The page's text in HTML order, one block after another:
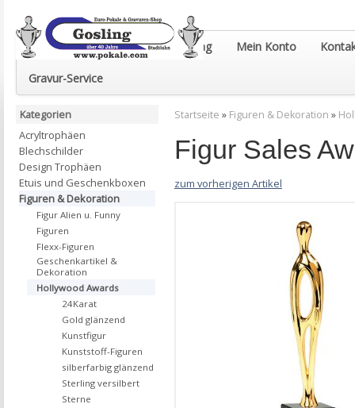
Euro-Pokale & Gravur-Shop Gosling Mein Konto
Gravur-Service
Startseite » Figuren & Dekoration »
Figur Sales
zum vorherigen Artikel
Kategorien
Acryltrophäen
Blechschilder
Design Trophäen
Etuis und Geschenkboxen
Figuren & Dekoration
Figur Alien u. Funny
Figuren
Flexx-Figuren
Geschenkartikel &
Dekoration
Hollywood Awards
24Karat
Gold glänzend
Kunstfigur
Kunststoff-Figuren
silberfarbig glänzend
Sterling versilbert
Sterne